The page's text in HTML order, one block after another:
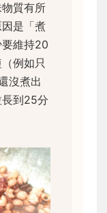
質有所
是「煮
維持20
例如只
沒煮出
到25分